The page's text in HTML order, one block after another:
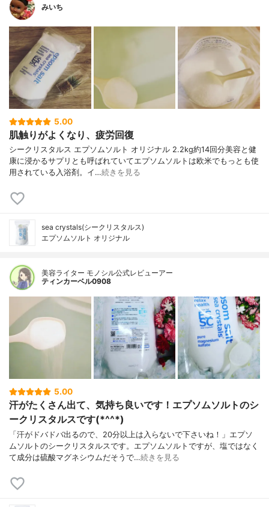
みいち
5.00
肌触りがよくなり、疲労回復
シークリスタルス エプソムソルト オリジナル 2.2kg約14回分美容と健
康に浸かるサプリとも呼ばれていてエプソムソルトは欧米でもっとも使
用されている入浴剤。イ…続きを見る
sea crystals(シークリスタルス)
エプソムソルト オリジナル
美容ライター モノシル公式レビューアー
ティンカーベル0908
5.00
汗がたくさん出て、気持ち良いです！エプソムソルトのシ
ークリスタルスです(*^^*)
「汗がドバドバ出るので、20分以上は入らないで下さいね！」エプソ
ムソルトのシークリスタルスです。エプソムソルトですが、塩ではなく
て成分は硫酸マグネシウムだそうで…続きを見る